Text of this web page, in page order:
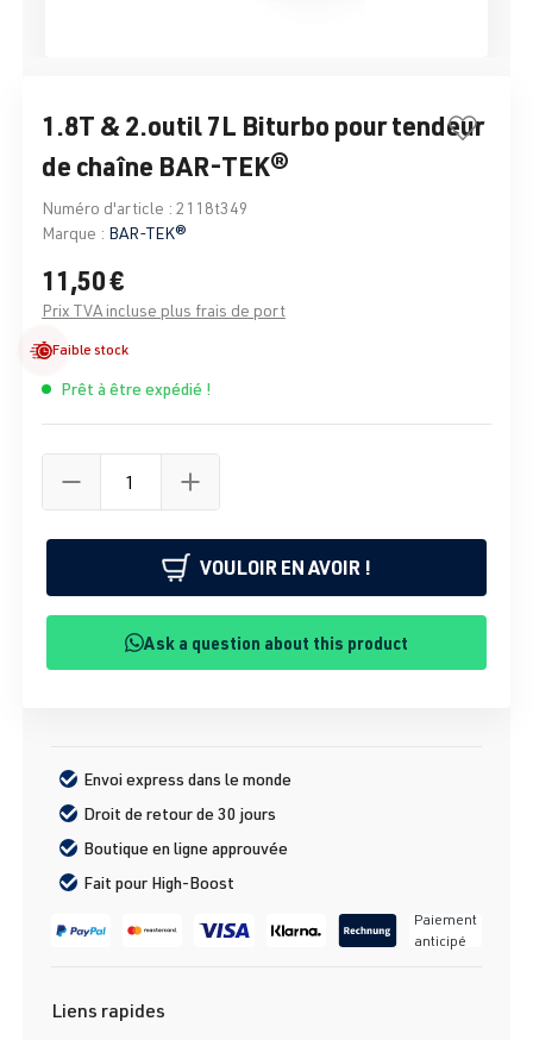
1.8T & 2.outil 7L Biturbo pour tendeur
de chaîne BAR-TEK®
Numéro d'article : 2118t349
Marque : BAR-TEK®
11,50 €
Prix TVA incluse plus frais de port
Faible stock
Prêt à être expédié !
VOULOIR EN AVOIR !
Ask a question about this product
Envoi express dans le monde
Droit de retour de 30 jours
Boutique en ligne approuvée
Fait pour High-Boost
Paiement
anticipé
Liens rapides